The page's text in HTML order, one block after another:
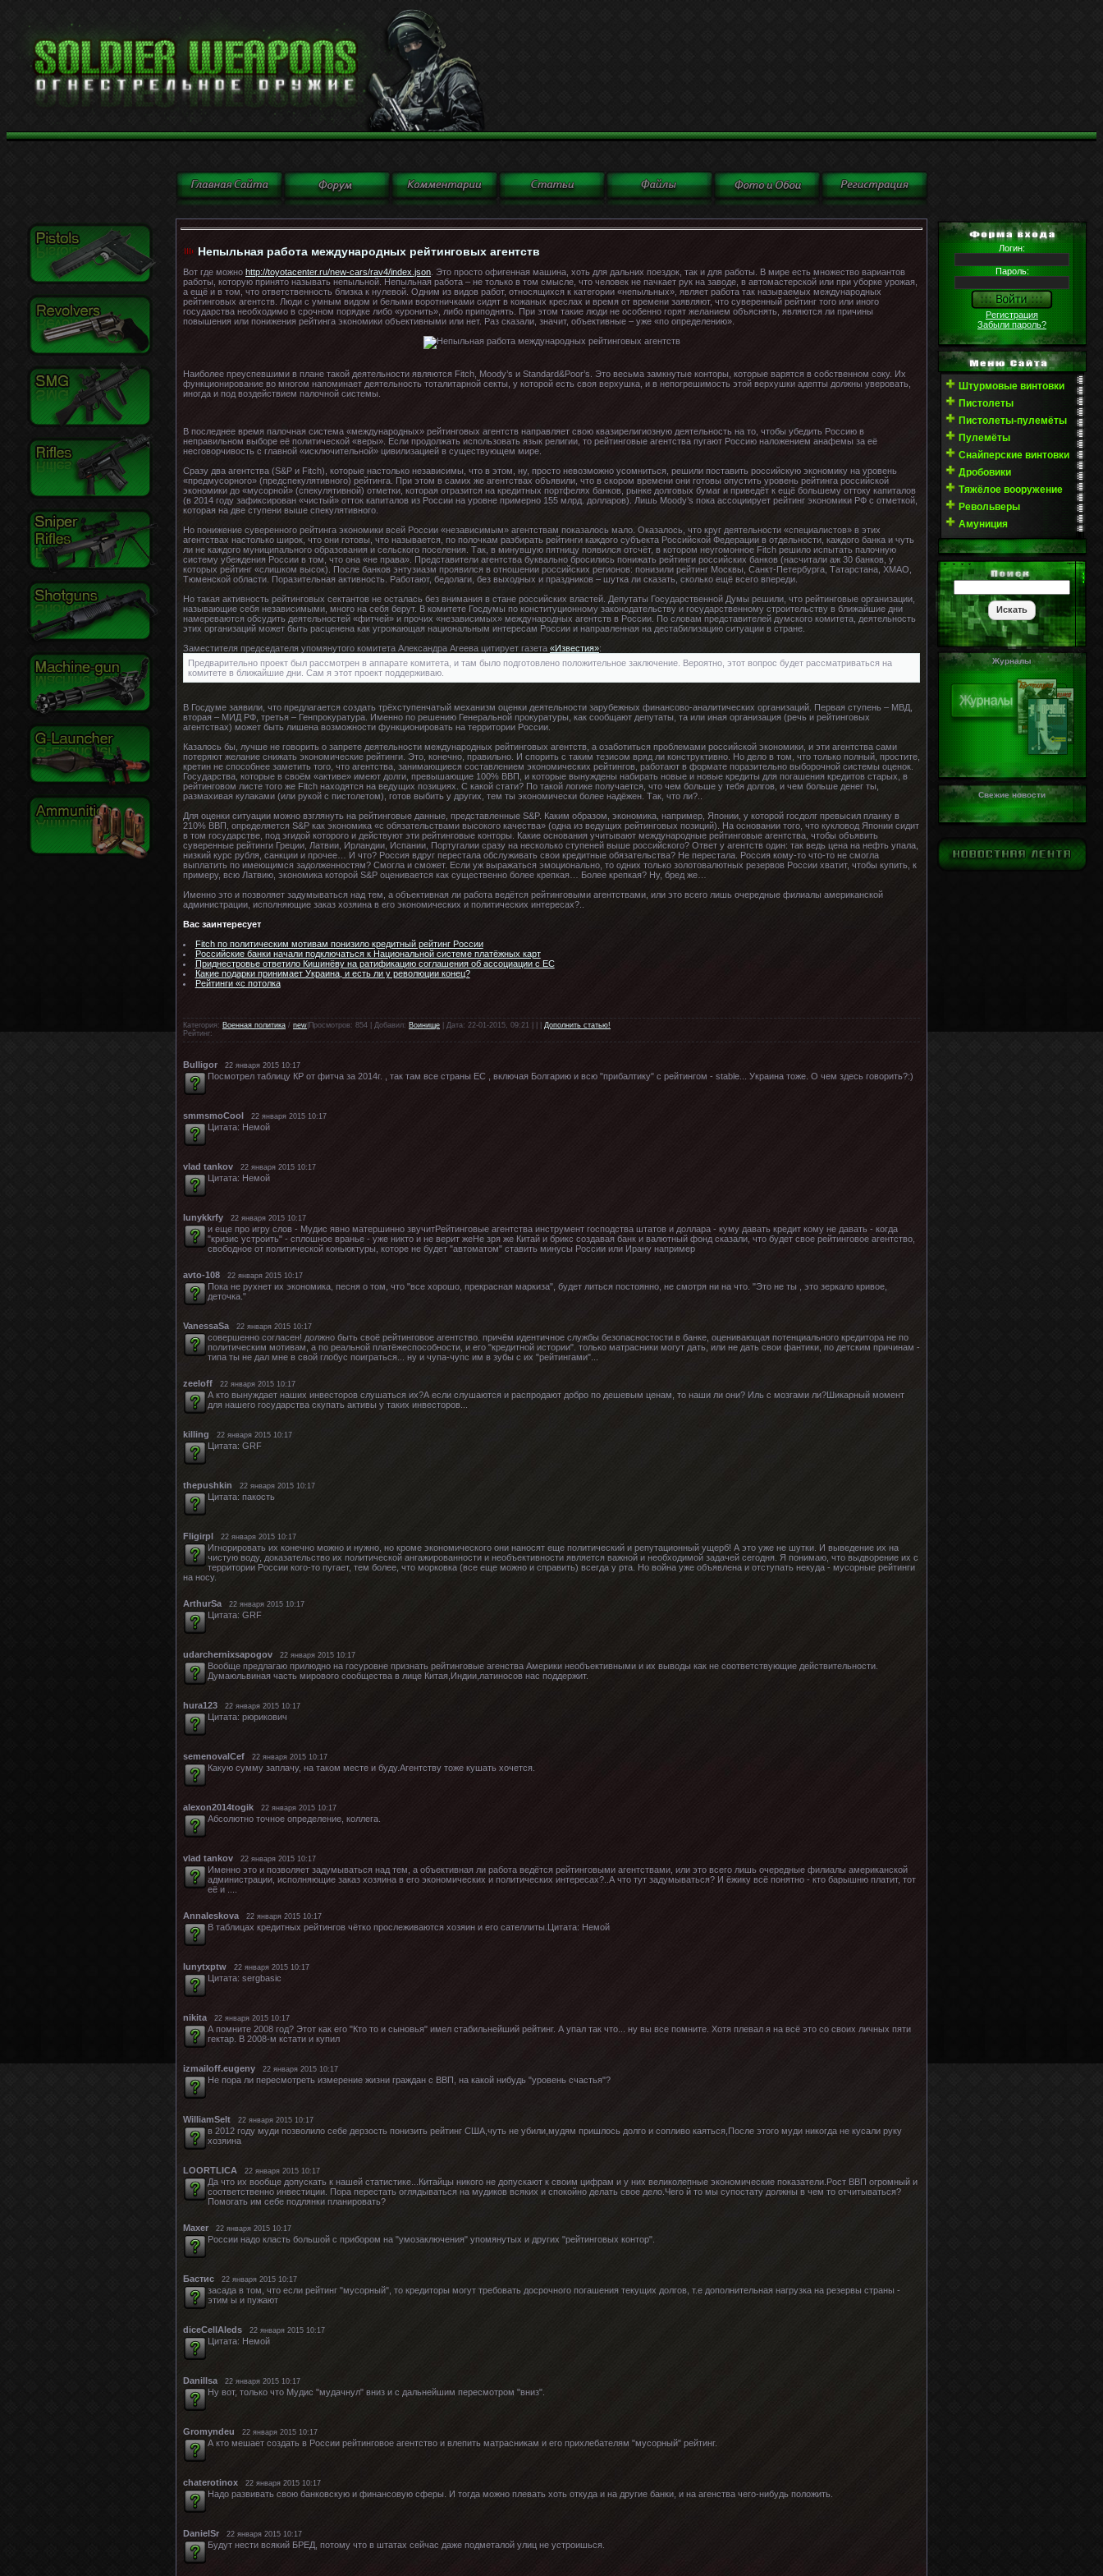
Непыльная работа международных рейтинговых агентств
Вот где можно http://toyotacenter.ru/new-cars/rav4/index.json. Это просто офигенная машина, хоть для дальних поездок, так и для работы. В мире есть множество вариантов
работы, которую принято называть непыльной. Непыльная работа – не только в том смысле, что человек не пачкает рук на заводе, в автомастерской или при уборке урожая,
а ещё и в том, что ответственность близка к нулевой. Одним из видов работ, относящихся к категории «непыльных», являет работа так называемых международных
рейтинговых агентств. Люди с умным видом и белыми воротничками сидят в кожаных креслах и время от времени заявляют, что суверенный рейтинг того или иного
государства необходимо в срочном порядке либо «уронить», либо приподнять. При этом такие люди не особенно горят желанием объяснять, являются ли причины
повышения или понижения рейтинга экономики объективными или нет. Раз сказали, значит, объективные – уже «по определению».
Наиболее преуспевшими в плане такой деятельности являются Fitch, Moody’s и Standard&Poor’s. Это весьма замкнутые конторы, которые варятся в собственном соку. Их
функционирование во многом напоминает деятельность тоталитарной секты, у которой есть своя верхушка, и в непогрешимость этой верхушки адепты должны уверовать,
иногда и под воздействием палочной системы.
В последнее время палочная система «международных» рейтинговых агентств направляет свою квазирелигиозную деятельность на то, чтобы убедить Россию в
неправильном выборе её политической «веры». Если продолжать использовать язык религии, то рейтинговые агентства пугают Россию наложением анафемы за её
несговорчивость с главной «исключительной» цивилизацией в существующем мире.
Сразу два агентства (S&P и Fitch), которые настолько независимы, что в этом, ну, просто невозможно усомниться, решили поставить российскую экономику на уровень
«предмусорного» (предспекулятивного) рейтинга. При этом в самих же агентствах объявили, что в скором времени они готовы опустить уровень рейтинга российской
экономики до «мусорной» (спекулятивной) отметки, которая отразится на кредитных портфелях банков, рынке долговых бумаг и приведёт к ещё большему оттоку капиталов
(в 2014 году зафиксирован «чистый» отток капиталов из России на уровне примерно 155 млрд. долларов). Лишь Moody’s пока ассоциирует рейтинг экономики РФ с отметкой,
которая на две ступени выше спекулятивного.
Но понижение суверенного рейтинга экономики всей России «независимым» агентствам показалось мало. Оказалось, что круг деятельности «специалистов» в этих
агентствах настолько широк, что они готовы, что называется, по полочкам разбирать рейтинги каждого субъекта Российской Федерации в отдельности, каждого банка и чуть
ли не каждого муниципального образования и сельского поселения. Так, в минувшую пятницу появился отсчёт, в котором неугомонное Fitch решило испытать палочную
систему убеждения России в том, что она «не права». Представители агентства буквально бросились понижать рейтинги российских банков (насчитали аж 30 банков, у
которых рейтинг «слишком высок). После банков энтузиазм проявился в отношении российских регионов: понизили рейтинг Москвы, Санкт-Петербурга, Татарстана, ХМАО,
Тюменской области. Поразительная активность. Работают, бедолаги, без выходных и праздников – шутка ли сказать, сколько ещё всего впереди.
Но такая активность рейтинговых сектантов не осталась без внимания в стане российских властей. Депутаты Государственной Думы решили, что рейтинговые организации,
называющие себя независимыми, много на себя берут. В комитете Госдумы по конституционному законодательству и государственному строительству в ближайшие дни
намереваются обсудить деятельностей «фитчей» и прочих «независимых» международных агентств в России. По словам представителей думского комитета, деятельность
этих организаций может быть расценена как угрожающая национальным интересам России и направленная на дестабилизацию ситуации в стране.
Заместителя председателя упомянутого комитета Александра Агеева цитирует газета «Известия»:
Предварительно проект был рассмотрен в аппарате комитета, и там было подготовлено положительное заключение. Вероятно, этот вопрос будет рассматриваться на
комитете в ближайшие дни. Сам я этот проект поддерживаю.
В Госдуме заявили, что предлагается создать трёхступенчатый механизм оценки деятельности зарубежных финансово-аналитических организаций. Первая ступень – МВД,
вторая – МИД РФ, третья – Генпрокуратура. Именно по решению Генеральной прокуратуры, как сообщают депутаты, та или иная организация (речь и рейтинговых
агентствах) может быть лишена возможности функционировать на территории России.
Казалось бы, лучше не говорить о запрете деятельности международных рейтинговых агентств, а озаботиться проблемами российской экономики, и эти агентства сами
потеряют желание снижать экономические рейтинги. Это, конечно, правильно. И спорить с таким тезисом вряд ли конструктивно. Но дело в том, что только полный, простите,
кретин не способнее заметить того, что агентства, занимающиеся составлением экономических рейтингов, работают в формате поразительно выборочной системы оценок.
Государства, которые в своём «активе» имеют долги, превышающие 100% ВВП, и которые вынуждены набирать новые и новые кредиты для погашения кредитов старых, в
рейтинговом листе того же Fitch находятся на ведущих позициях. С какой стати? По такой логике получается, что чем больше у тебя долгов, и чем больше денег ты,
размахивая кулаками (или рукой с пистолетом), готов выбить у других, тем ты экономически более надёжен. Так, что ли?..
Для оценки ситуации можно взглянуть на рейтинговые данные, представленные S&P. Каким образом, экономика, например, Японии, у которой госдолг превысил планку в
210% ВВП, определяется S&P как экономика «с обязательствами высокого качества» (одна из ведущих рейтинговых позиций). На основании того, что кукловод Японии сидит
в том государстве, под эгидой которого и действуют эти рейтинговые конторы. Какие основания учитывают международные рейтинговые агентства, чтобы объявить
суверенные рейтинги Греции, Латвии, Ирландии, Испании, Португалии сразу на несколько ступеней выше российского? Ответ у агентств один: так ведь цена на нефть упала,
низкий курс рубля, санкции и прочее… И что? Россия вдруг перестала обслуживать свои кредитные обязательства? Не перестала. Россия кому-то что-то не смогла
выплатить по имеющимся задолженностям? Смогла и сможет. Если уж выражаться эмоционально, то одних только золотовалютных резервов России хватит, чтобы купить, к
примеру, всю Латвию, экономика которой S&P оценивается как существенно более крепкая… Более крепкая? Ну, бред же…
Именно это и позволяет задумываться над тем, а объективная ли работа ведётся рейтинговыми агентствами, или это всего лишь очередные филиалы американской
администрации, исполняющие заказ хозяина в его экономических и политических интересах?..
Вас заинтересует
Fitch по политическим мотивам понизило кредитный рейтинг России
Российские банки начали подключаться к Национальной системе платёжных карт
Приднестровье ответило Кишинёву на ратификацию соглашения об ассоциации с ЕС
Какие подарки принимает Украина, и есть ли у революции конец?
Рейтинги «с потолка
Категория: Военная политика / new |Просмотров: 854 | Добавил: Воинище | Дата: 22-01-2015, 09:21 | | | Дополнить статью!
Рейтинг:
Bulligor 22 января 2015 10:17
Посмотрел таблицу КР от фитча за 2014г. , так там все страны ЕС , включая Болгарию и всю "прибалтику" с рейтингом - stable... Украина тоже. О чем здесь говорить?:)
smmsmoCool 22 января 2015 10:17
Цитата: Немой
vlad tankov 22 января 2015 10:17
Цитата: Немой
lunykkrfy 22 января 2015 10:17
и еще про игру слов - Мудис явно матершинно звучитРейтинговые агентства инструмент господства штатов и доллара - куму давать кредит кому не давать - когда
"кризис устроить" - сплошное вранье - уже никто и не верит жеНе зря же Китай и брикс создавая банк и валютный фонд сказали, что будет свое рейтинговое агентство,
свободное от политической коньюктуры, которе не будет "автоматом" ставить минусы России или Ирану например
avto-108 22 января 2015 10:17
Пока не рухнет их экономика, песня о том, что "все хорошо, прекрасная маркиза", будет литься постоянно, не смотря ни на что. "Это не ты , это зеркало кривое,
деточка."
VanessaSa 22 января 2015 10:17
совершенно согласен! должно быть своё рейтинговое агентство. причём идентичное службы безопасностости в банке, оценивающая потенциального кредитора не по
политическим мотивам, а по реальной платёжеспособности, и его "кредитной истории". только матрасники могут дать, или не дать свои фантики, по детским причинам -
типа ты не дал мне в свой глобус поиграться... ну и чупа-чупс им в зубы с их "рейтингами"...
zeeloff 22 января 2015 10:17
А кто вынуждает наших инвесторов слушаться их?А если слушаются и распродают добро по дешевым ценам, то наши ли они? Иль с мозгами ли?Шикарный момент
для нашего государства скупать активы у таких инвесторов...
killing 22 января 2015 10:17
Цитата: GRF
thepushkin 22 января 2015 10:17
Цитата: пакость
Fligirpl 22 января 2015 10:17
Игнорировать их конечно можно и нужно, но кроме экономического они наносят еще политический и репутационный ущерб! А это уже не шутки. И выведение их на
чистую воду, доказательство их политической ангажированности и необъективности является важной и необходимой задачей сегодня. Я понимаю, что выдворение их с
территории России кого-то пугает, тем более, что морковка (все еще можно и справить) всегда у рта. Но война уже объявлена и отступать некуда - мусорные рейтинги
на носу.
ArthurSa 22 января 2015 10:17
Цитата: GRF
udarchernixsapogov 22 января 2015 10:17
Вообще предлагаю прилюдно на госуровне признать рейтинговые агенства Америки необъективными и их выводы как не соответствующие действительности.
Думаюльвиная часть мирового сообщества в лице Китая,Индии,латиносов нас поддержит.
hura123 22 января 2015 10:17
Цитата: рюрикович
semenovalCef 22 января 2015 10:17
Какую сумму заплачу, на таком месте и буду.Агентству тоже кушать хочется.
alexon2014togik 22 января 2015 10:17
Абсолютно точное определение, коллега.
vlad tankov 22 января 2015 10:17
Именно это и позволяет задумываться над тем, а объективная ли работа ведётся рейтинговыми агентствами, или это всего лишь очередные филиалы американской
администрации, исполняющие заказ хозяина в его экономических и политических интересах?..А что тут задумываться? И ёжику всё понятно - кто барышню платит, тот
её и ....
Annaleskova 22 января 2015 10:17
В таблицах кредитных рейтингов чётко прослеживаются хозяин и его сателлиты.Цитата: Немой
lunytxptw 22 января 2015 10:17
Цитата: sergbasic
nikita 22 января 2015 10:17
А помните 2008 год? Этот как его "Кто то и сыновья" имел стабильнейший рейтинг. А упал так что... ну вы все помните. Хотя плевал я на всё это со своих личных пяти
гектар. В 2008-м кстати и купил
izmailoff.eugeny 22 января 2015 10:17
Не пора ли пересмотреть измерение жизни граждан с ВВП, на какой нибудь "уровень счастья"?
WilliamSelt 22 января 2015 10:17
в 2012 году муди позволило себе дерзость понизить рейтинг США,чуть не убили,мудям пришлось долго и сопливо каяться,После этого муди никогда не кусали руку
хозяина
LOORTLICA 22 января 2015 10:17
Да что их вообще допускать к нашей статистике...Китайцы никого не допускают к своим цифрам и у них великолепные экономические показатели.Рост ВВП огромный и
соответственно инвестиции. Пора перестать оглядываться на мудиков всяких и спокойно делать свое дело.Чего й то мы супостату должны в чем то отчитываться?
Помогать им себе подлянки планировать?
Maxer 22 января 2015 10:17
России надо класть большой с прибором на "умозаключения" упомянутых и других "рейтинговых контор".
Бастис 22 января 2015 10:17
засада в том, что если рейтинг "мусорный", то кредиторы могут требовать досрочного погашения текущих долгов, т.е дополнительная нагрузка на резервы страны -
этим ы и пужают
diceCellAleds 22 января 2015 10:17
Цитата: Немой
Danillsa 22 января 2015 10:17
Ну вот, только что Мудис "мудачнул" вниз и с дальнейшим пересмотром "вниз".
Gromyndeu 22 января 2015 10:17
А кто мешает создать в России рейтинговое агентство и влепить матрасникам и его прихлебателям "мусорный" рейтинг.
chaterotinox 22 января 2015 10:17
Надо развивать свою банковскую и финансовую сферы. И тогда можно плевать хоть откуда и на другие банки, и на агенства чего-нибудь положить.
DanielSr 22 января 2015 10:17
Будут нести всякий БРЕД, потому что в штатах сейчас даже подметалой улиц не устроишься.
Логин:
Пароль:
Регистрация
Забыли пароль?
Штурмовые винтовки
Пистолеты
Пистолеты-пулемёты
Пулемёты
Снайперские винтовки
Дробовики
Тяжёлое вооружение
Револьверы
Амуниция
Журналы
Свежие новости